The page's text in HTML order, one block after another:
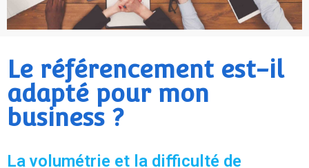
Le référencement est-il
adapté pour mon
business ?
La volumétrie et la difficulté de